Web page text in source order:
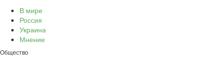
В мире
Россия
Украина
Мнение
Общество